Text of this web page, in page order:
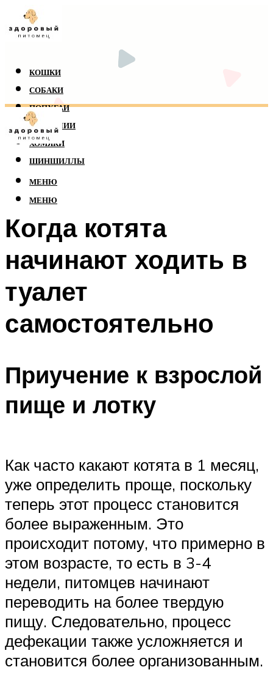
КОШКИ
СОБАКИ
ПОПУГАИ
РЕПТИЛИИ
ХОМЯКИ
ШИНШИЛЛЫ
МЕНЮ
МЕНЮ
Когда котята
начинают ходить в
туалет
самостоятельно
Приучение к взрослой
пище и лотку
Как часто какают котята в 1 месяц,
уже определить проще, поскольку
теперь этот процесс становится
более выраженным. Это
происходит потому, что примерно в
этом возрасте, то есть в 3-4
недели, питомцев начинают
переводить на более твердую
пищу. Следовательно, процесс
дефекации также усложняется и
становится более организованным.